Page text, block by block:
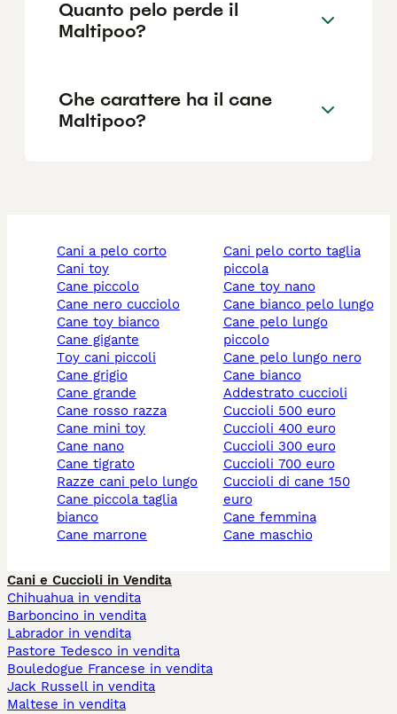
Quanto pelo perde il
Maltipoo?
Che carattere ha il cane
Maltipoo?
cani a pelo corto
cani toy
cane piccolo
cane nero cucciolo
cane toy bianco
cane gigante
toy cani piccoli
cane grigio
cane grande
cane rosso razza
cane mini toy
cane nano
cane tigrato
razze cani pelo lungo
cane piccola taglia
bianco
cane marrone
cani pelo corto taglia
piccola
cane toy nano
cane bianco pelo lungo
cane pelo lungo
piccolo
cane pelo lungo nero
cane bianco
addestrato cuccioli
cuccioli 500 euro
cuccioli 400 euro
cuccioli 300 euro
cuccioli 700 euro
cuccioli di cane 150
euro
cane femmina
cane maschio
Cani e Cuccioli in Vendita
Chihuahua in vendita
Barboncino in vendita
Labrador in vendita
Pastore Tedesco in vendita
Bouledogue Francese in vendita
Jack Russell in vendita
Maltese in vendita